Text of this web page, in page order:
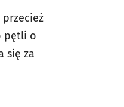
pętli o
się za